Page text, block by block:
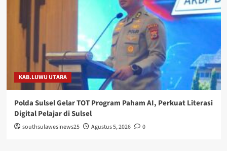
KAB.LUWU UTARA
Polda Sulsel Gelar TOT Program Paham AI, Perkuat Literasi
Digital Pelajar di Sulsel
southsulawesinews25 Agustus 5, 2026 0